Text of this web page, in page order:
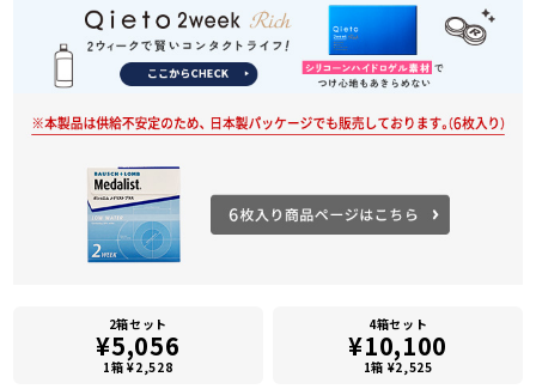
2箱セット
¥5,056
1箱 ¥2,528
4箱セット
¥10,100
1箱 ¥2,525